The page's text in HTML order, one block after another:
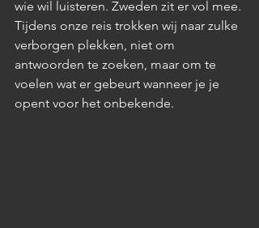
wie wil luisteren. Zweden zit er vol mee.
Tijdens onze reis trokken wij naar zulke
verborgen plekken, niet om
antwoorden te zoeken, maar om te
voelen wat er gebeurt wanneer je je
opent voor het onbekende.